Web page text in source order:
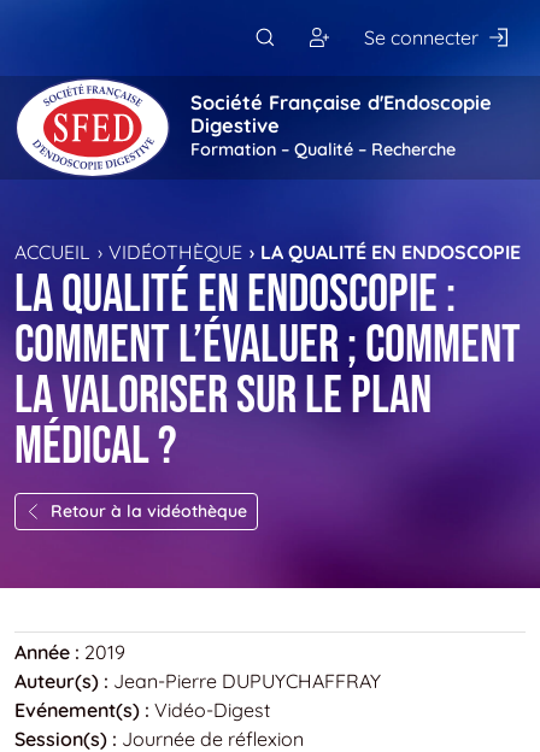
Se connecter
Société Française d'Endoscopie
Digestive
Formation – Qualité – Recherche
ACCUEIL VIDÉOTHÈQUE LA QUALITÉ EN ENDOSCOPIE
La qualité en endoscopie :
comment l’évaluer ; comment
la valoriser sur le plan
médical ?
Retour à la vidéothèque
Année : 2019
Auteur(s) : Jean-Pierre DUPUYCHAFFRAY
Evénement(s) : Vidéo-Digest
Session(s) : Journée de réflexion